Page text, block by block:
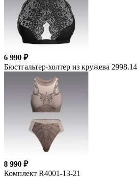
6 990 ₽
Бюстгальтер-холтер из кружева 2998.14
8 990 ₽
Комплект R4001-13-21